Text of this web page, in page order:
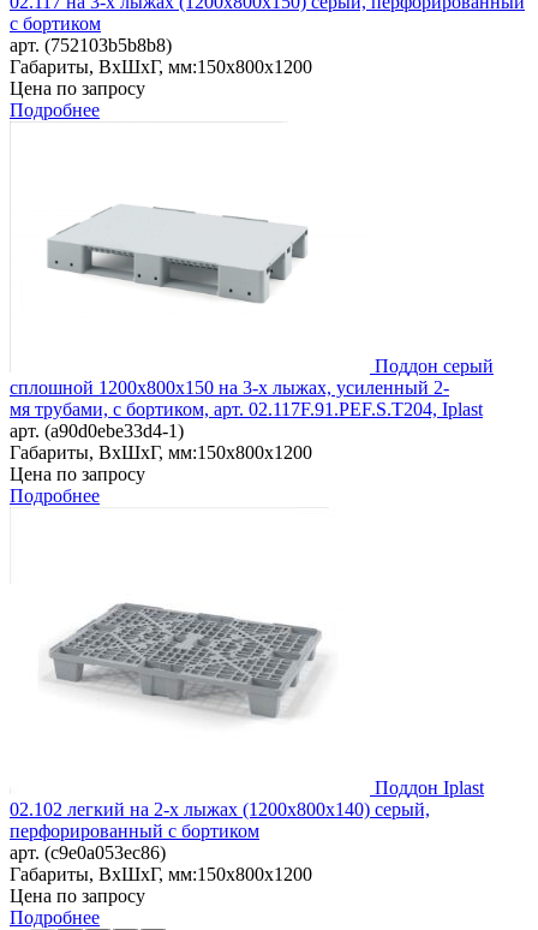
с бортиком
арт. (752103b5b8b8)
Габариты, ВxШxГ, мм:150x800x1200
Цена по запросу
Подробнее
Поддон серый
сплошной 1200х800х150 на 3-х лыжах, усиленный 2-
мя трубами, с бортиком, арт. 02.117F.91.PEF.S.T204, Iplast
арт. (a90d0ebe33d4-1)
Габариты, ВxШxГ, мм:150x800x1200
Цена по запросу
Подробнее
Поддон Iplast
02.102 легкий на 2-х лыжах (1200х800х140) серый,
перфорированный с бортиком
арт. (c9e0a053ec86)
Габариты, ВxШxГ, мм:150x800x1200
Цена по запросу
Подробнее